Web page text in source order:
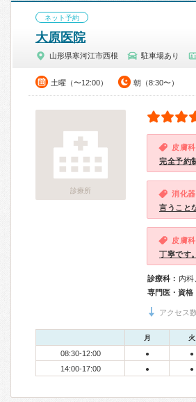
ネット予約
大原医院
山形県寒河江市西根 駐車場あり
土曜（〜12:00） 朝（8:30〜）
診療所
皮膚
完全予約
消化
言うこと
皮膚
丁寧です。
診療科： 内科
専門医・資格
アクセス
月 火
08:30-12:00 ● ●
14:00-17:00 ● ●